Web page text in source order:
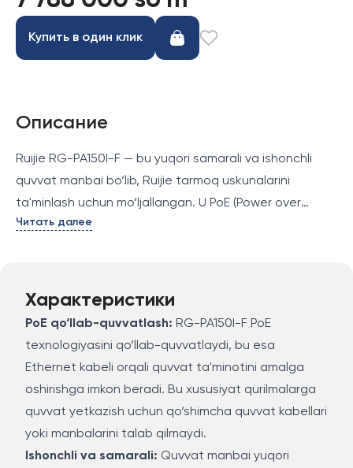
Купить в один клик
Описание
Ruijie RG-PA150I-F — bu yuqori samarali va ishonchli
quvvat manbai bo‘lib, Ruijie tarmoq uskunalarini
ta'minlash uchun mo‘ljallangan. U PoE (Power over
Ethernet) texnologiyasini qo‘llab-quvvatlaydi va
ega va uzoq muddatli ishlashni ta'minlaydi, shu bilan
birga yuqori samarali energiya ta'minotini taqdim etadi.
Читать далее
Характеристики
PoE qo‘llab-quvvatlash: RG-PA150I-F PoE
texnologiyasini qo‘llab-quvvatlaydi, bu esa
Ethernet kabeli orqali quvvat ta'minotini amalga
oshirishga imkon beradi. Bu xususiyat qurilmalarga
quvvat yetkazish uchun qo‘shimcha quvvat kabellari
yoki manbalarini talab qilmaydi.
Ishonchli va samarali: Quvvat manbai yuqori